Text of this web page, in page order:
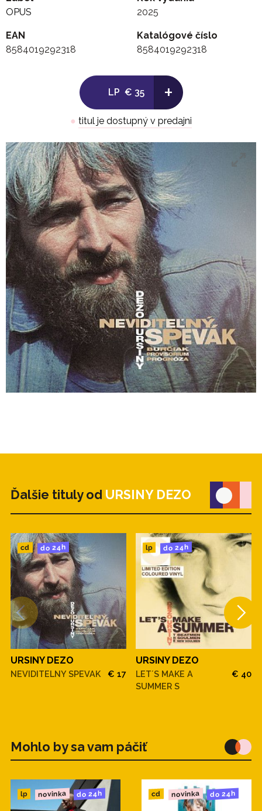
10. BOL TO OMYL
11. MUŽ BEZ ZÁRUČNÉHO LISTU
12. KĽÚČE
16. FILMOVÉ TRIKY
19. SONG O IDÚCOM MUNIČNOM VAGÓNE
20. TVÁR V ZRKADLE
21. PRÁZDNE KÚPALISKÁ
22. TISÍC IZIEB
23. NEVIDITEĽNÝ SPEVÁK
24. LETNÁ CESTA
Dežo Ursiny - sólový spev, gitary, klavír, perkusie;
skupiny Burčiak, Prognóza, Provisorium a hostia
Jedinečná kompilácia, na ktorej sa legendárny
hudobník a zakladateľ slovenského rocku Dežo
Ursiny predstavuje ako spevák piesní. Ursiny je
známy predovšetkým ako autor a interpret
rozsiahlych hudobno-textových kompozícií, ktoré
vytváral s básnikom a textárom Ivanom Štrpkom.
Rovnako pozoruhodný je však aj jeho piesňový
repertoár, ktorý je roztrúsený na jeho vlastných
OPUS
2025
EAN
8584019292318
Katalógové číslo
8584019292318
LP € 35 +
● titul je dostupný v predajni
Ďalšie tituly od URSINY DEZO
cd do 24h
URSINY DEZO
NEVIDITELNY SPEVAK € 17
lp do 24h
URSINY DEZO
LET´S MAKE A
SUMMER S
€ 40
Mohlo by sa vam páčiť
lp novinka do 24h cd novinka do 24h